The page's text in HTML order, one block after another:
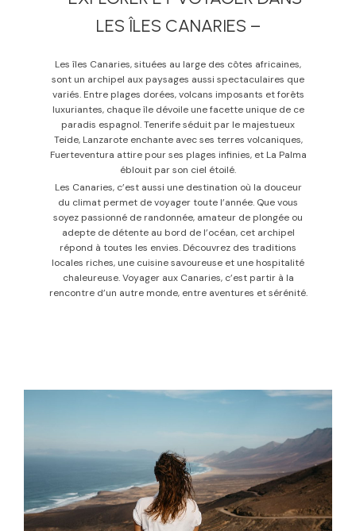
LES ÎLES CANARIES –
Les îles Canaries, situées au large des côtes africaines,
sont un archipel aux paysages aussi spectaculaires que
variés. Entre plages dorées, volcans imposants et forêts
luxuriantes, chaque île dévoile une facette unique de ce
paradis espagnol. Tenerife séduit par le majestueux
Teide, Lanzarote enchante avec ses terres volcaniques,
Fuerteventura attire pour ses plages infinies, et La Palma
éblouit par son ciel étoilé.
Les Canaries, c’est aussi une destination où la douceur
du climat permet de voyager toute l’année. Que vous
soyez passionné de randonnée, amateur de plongée ou
adepte de détente au bord de l’océan, cet archipel
répond à toutes les envies. Découvrez des traditions
locales riches, une cuisine savoureuse et une hospitalité
chaleureuse. Voyager aux Canaries, c’est partir à la
rencontre d’un autre monde, entre aventures et sérénité.